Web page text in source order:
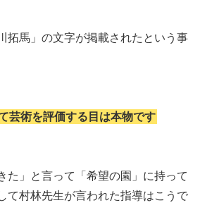
拓馬」の文字が掲載されたという事
芸術を評価する目は本物です
た」と言って「希望の園」に持って
て村林先生が言われた指導はこうで